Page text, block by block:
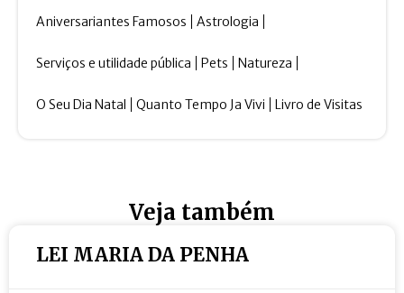
Aniversariantes Famosos Astrologia
Serviços e utilidade pública Pets Natureza
O Seu Dia Natal Quanto Tempo Ja Vivi Livro de Visitas
Veja também
LEI MARIA DA PENHA